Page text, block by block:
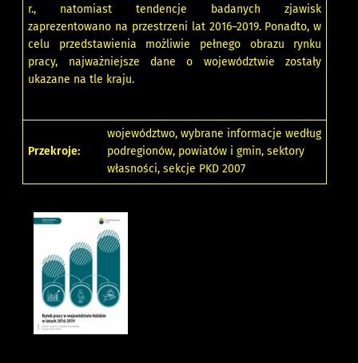
r., natomiast tendencje badanych zjawisk
zaprezentowano na przestrzeni lat 2016–2019. Ponadto, w
celu przedstawienia możliwie pełnego obrazu rynku
pracy, najważniejsze dane o województwie zostały
ukazane na tle kraju.
Przekroje:
województwo, wybrane informacje według
podregionów, powiatów i gmin, sektory
własności, sekcje PKD 2007